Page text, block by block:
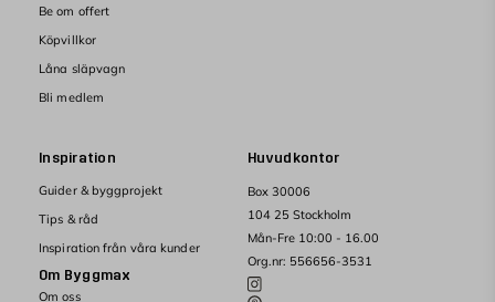
Huvudkontor
Box 30006
104 25 Stockholm
Mån-Fre 10:00 - 16.00
Org.nr: 556656-3531
Be om offert
Köpvillkor
Låna släpvagn
Bli medlem
Inspiration
Guider & byggprojekt
Tips & råd
Inspiration från våra kunder
Om Byggmax
Om oss